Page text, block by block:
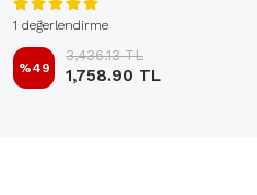
1 değerlendirme
%49
3,436.13 TL
1,758.90 TL